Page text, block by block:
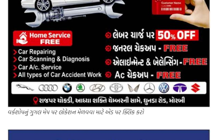
વર્કશોપનું ગુગલ મેપ પર લોકેશન મેળવવા માટે એડ પર ક્લિક કરો